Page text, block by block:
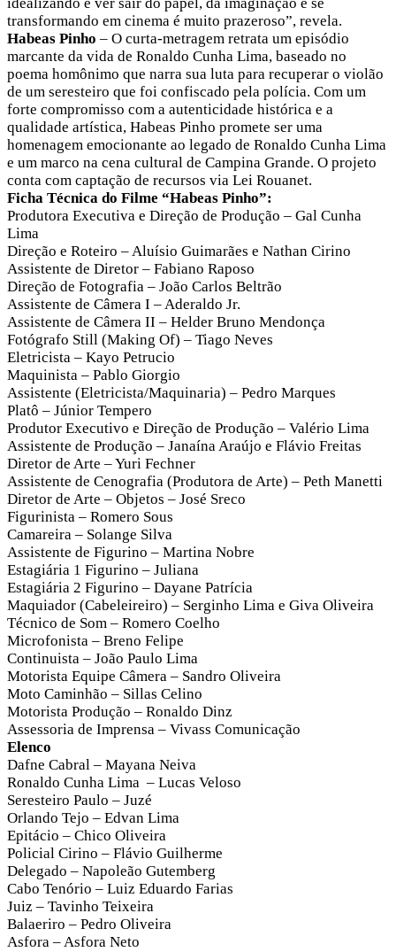
idealizando e ver sair do papel, da imaginação e se
transformando em cinema é muito prazeroso”, revela.
Habeas Pinho – O curta-metragem retrata um episódio
marcante da vida de Ronaldo Cunha Lima, baseado no
poema homônimo que narra sua luta para recuperar o violão
de um seresteiro que foi confiscado pela polícia. Com um
forte compromisso com a autenticidade histórica e a
qualidade artística, Habeas Pinho promete ser uma
homenagem emocionante ao legado de Ronaldo Cunha Lima
e um marco na cena cultural de Campina Grande. O projeto
conta com captação de recursos via Lei Rouanet.
Ficha Técnica do Filme “Habeas Pinho”:
Produtora Executiva e Direção de Produção – Gal Cunha
Lima
Direção e Roteiro – Aluísio Guimarães e Nathan Cirino
Assistente de Diretor – Fabiano Raposo
Direção de Fotografia – João Carlos Beltrão
Assistente de Câmera I – Aderaldo Jr.
Assistente de Câmera II – Helder Bruno Mendonça
Fotógrafo Still (Making Of) – Tiago Neves
Eletricista – Kayo Petrucio
Maquinista – Pablo Giorgio
Assistente (Eletricista/Maquinaria) – Pedro Marques
Platô – Júnior Tempero
Produtor Executivo e Direção de Produção – Valério Lima
Assistente de Produção – Janaína Araújo e Flávio Freitas
Diretor de Arte – Yuri Fechner
Assistente de Cenografia (Produtora de Arte) – Peth Manetti
Diretor de Arte – Objetos – José Sreco
Figurinista – Romero Sous
Camareira – Solange Silva
Assistente de Figurino – Martina Nobre
Estagiária 1 Figurino – Juliana
Estagiária 2 Figurino – Dayane Patrícia
Maquiador (Cabeleireiro) – Serginho Lima e Giva Oliveira
Técnico de Som – Romero Coelho
Microfonista – Breno Felipe
Continuista – João Paulo Lima
Motorista Equipe Câmera – Sandro Oliveira
Moto Caminhão – Sillas Celino
Motorista Produção – Ronaldo Dinz
Assessoria de Imprensa – Vivass Comunicação
Elenco
Dafne Cabral – Mayana Neiva
Ronaldo Cunha Lima – Lucas Veloso
Seresteiro Paulo – Juzé
Orlando Tejo – Edvan Lima
Epitácio – Chico Oliveira
Policial Cirino – Flávio Guilherme
Delegado – Napoleão Gutemberg
Cabo Tenório – Luiz Eduardo Farias
Juiz – Tavinho Teixeira
Balaeriro – Pedro Oliveira
Asfora – Asfora Neto